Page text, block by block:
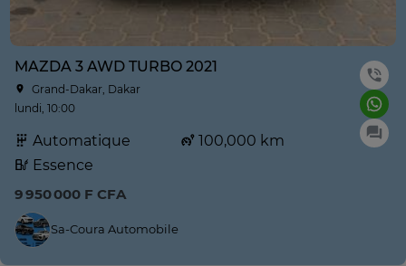
MAZDA 3 AWD TURBO 2021
Grand-Dakar, Dakar
lundi, 10:00
Automatique
100,000 km
Essence
9 950 000 F CFA
Sa-Coura Automobile